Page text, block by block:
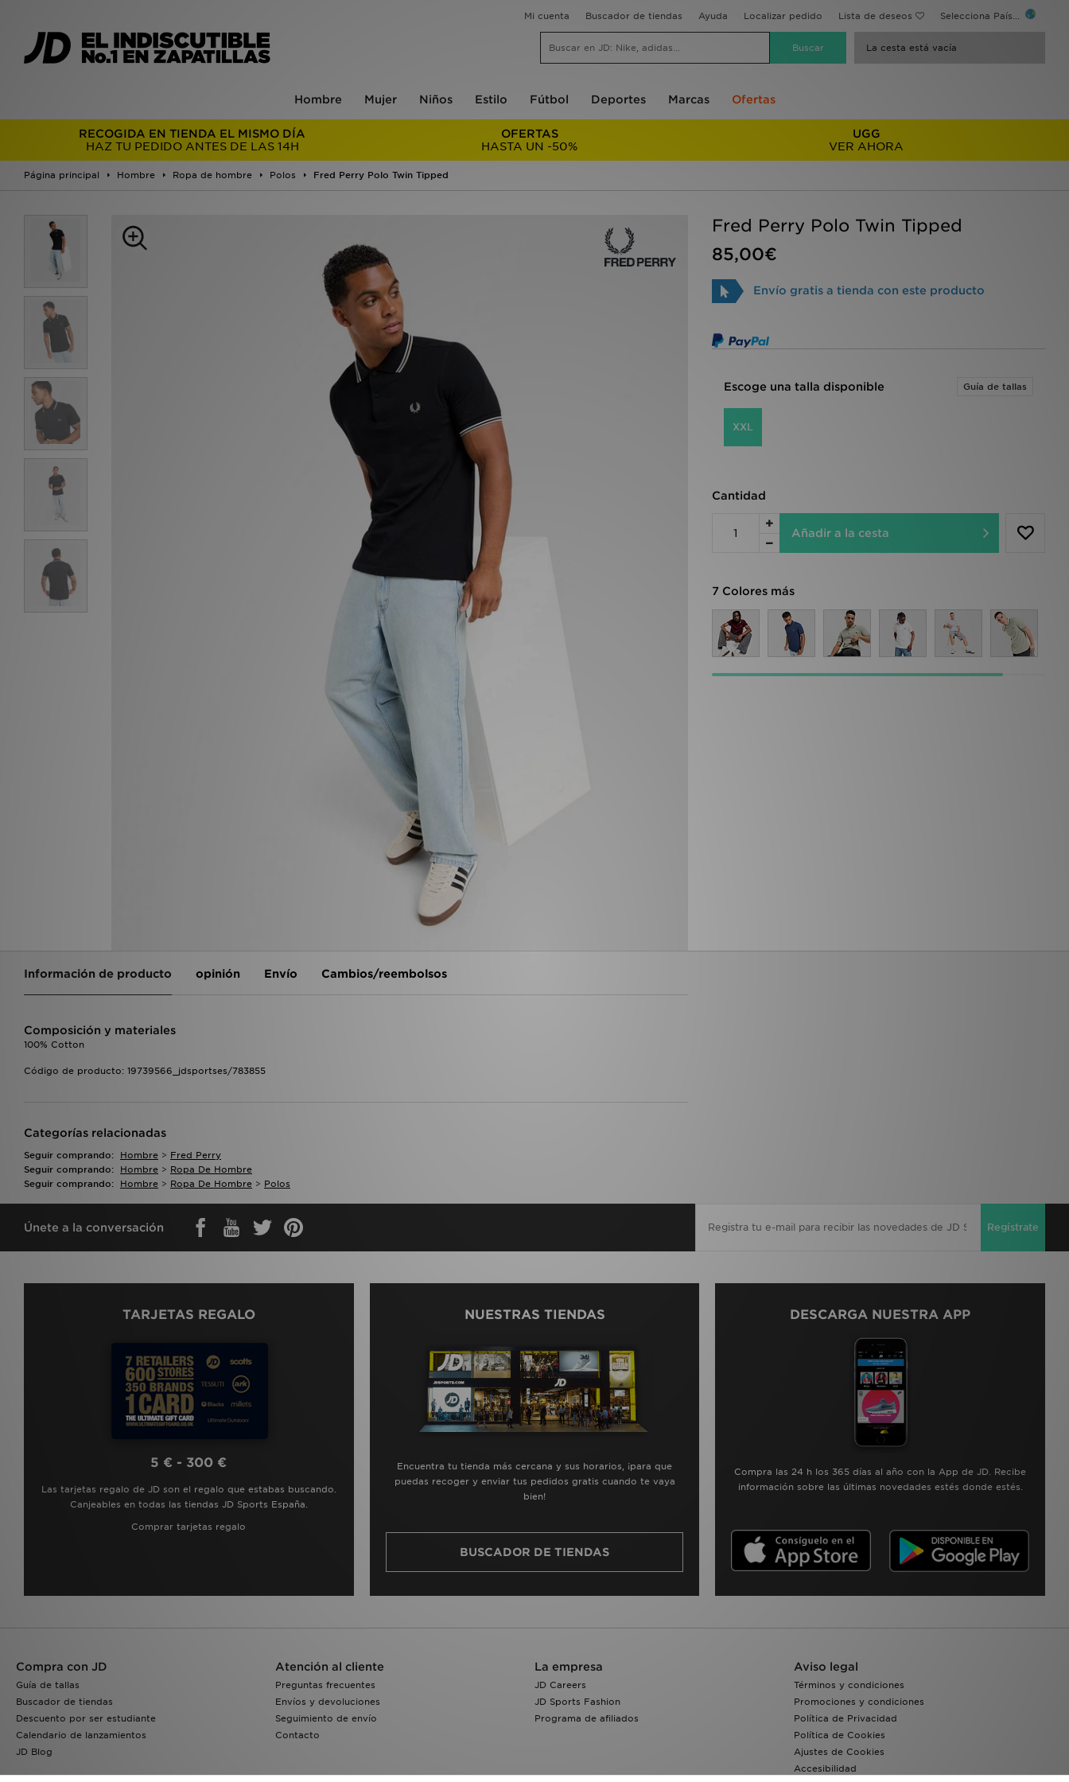
Mi cuenta Buscador de tiendas Ayuda Localizar pedido Lista de deseos Selecciona País...
La cesta está vacía
Hombre Mujer Niños Estilo Fútbol Deportes Marcas Ofertas
RECOGIDA EN TIENDA EL MISMO DÍA
HAZ TU PEDIDO ANTES DE LAS 14H
OFERTAS
HASTA UN -50%
UGG
VER AHORA
Página principal Hombre Ropa de hombre Polos Fred Perry Polo Twin Tipped
Fred Perry Polo Twin Tipped
85,00€
Envío gratis a tienda con este producto
Escoge una talla disponible Guía de tallas
XXL
Cantidad
Añadir a la cesta
7 Colores más
Información de producto opinión Envío Cambios/reembolsos
Composición y materiales
100% Cotton
Código de producto: 19739566_jdsportses/783855
Categorías relacionadas
Seguir comprando: Hombre > Fred Perry
Seguir comprando:
Hombre > Ropa De Hombre
Seguir comprando:
Hombre > Ropa De Hombre > Polos
Únete a la conversación Regístrate
TARJETAS REGALO
5 € - 300 €
Las tarjetas regalo de JD son el regalo que estabas buscando.
Canjeables en todas las tiendas JD Sports España.
Comprar tarjetas regalo
NUESTRAS TIENDAS
Encuentra tu tienda más cercana y sus horarios, ¡para que
puedas recoger y enviar tus pedidos gratis cuando te vaya
bien!
BUSCADOR DE TIENDAS
DESCARGA NUESTRA APP
Compra las 24 h los 365 días al año con la App de JD. Recibe
información sobre las últimas novedades estés donde estés.
Compra con JD
Guía de tallas
Buscador de tiendas
Descuento por ser estudiante
Calendario de lanzamientos
JD Blog
Atención al cliente
Preguntas frecuentes
Envíos y devoluciones
Seguimiento de envío
Contacto
La empresa
JD Careers
JD Sports Fashion
Programa de afiliados
Aviso legal
Términos y condiciones
Promociones y condiciones
Política de Privacidad
Política de Cookies
Ajustes de Cookies
Accesibilidad